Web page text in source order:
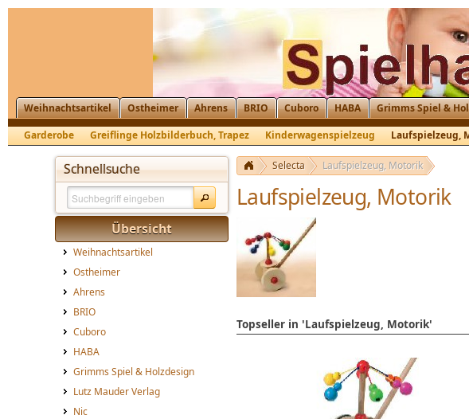
Weihnachtsartikel Ostheimer Ahrens BRIO Cuboro HABA Grimms Spiel &
Garderobe
Greiflinge Holzbilderbuch, Trapez Kinderwagenspielzeug Laufspielzeug,
Schnellsuche
Übersicht
Weihnachtsartikel
Ostheimer
Ahrens
BRIO
Cuboro
HABA
Grimms Spiel & Holzdesign
Lutz Mauder Verlag
Nic
Selecta Laufspielzeug, Motorik
Laufspielzeug, Motorik
Topseller in 'Laufspielzeug, Motorik'